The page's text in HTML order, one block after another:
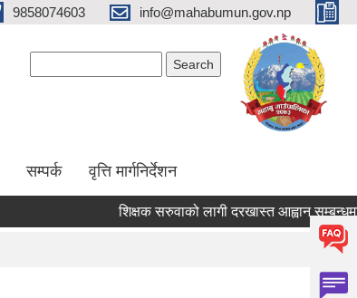
9858074603 info@mahabumun.gov.np
सम्पर्क वृत्ति मार्गनिर्देशन
शिक्षक सरुवाको लागी दरखास्त आह्वान सम्बन्धमा ।।